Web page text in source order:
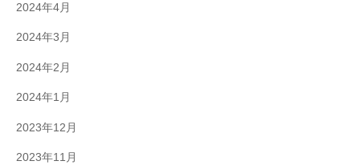
2024年4月
2024年3月
2024年2月
2024年1月
2023年12月
2023年11月